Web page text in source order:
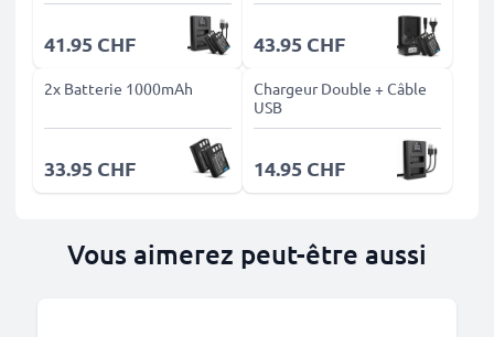
41.95 CHF 43.95 CHF
2x Batterie 1000mAh
33.95 CHF
Chargeur Double + Câble
USB
14.95 CHF
Vous aimerez peut-être aussi